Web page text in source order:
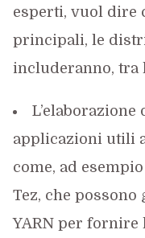
esperti, vuol dire
principali, le
includeranno, tra
applicazioni utili
come, ad
Tez, che possono
YARN per fornire